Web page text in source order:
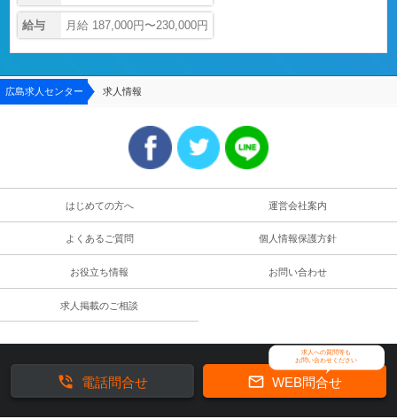
給与 月給 187,000円〜230,000円
広島求人センター 求人情報
はじめての方へ 運営会社案内
よくあるご質問 個人情報保護方針
お役立ち情報 お問い合わせ
求人掲載のご相談
求人への質問等も
お問い合わせください
 WEB問合せ
 電話問合せ